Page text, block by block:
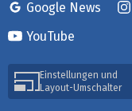
Google News
YouTube
Einstellungen und
Layout-Umschalter